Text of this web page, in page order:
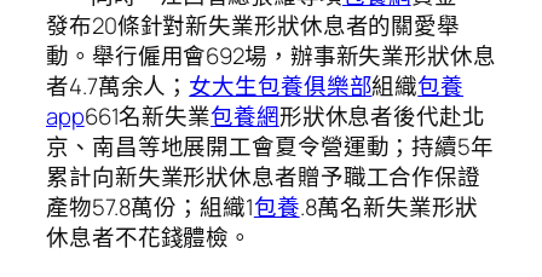
發布20條針對新失業形狀休息者的關愛舉
動。舉行僱用會692場，辦事新失業形狀休息
者4.7萬余人； 女大生包養俱樂部組織包養
app661名新失業包養網形狀休息者後代赴北
京、南昌等地展開工會夏令營運動；持續5年
累計向新失業形狀休息者贈予職工合作保證
產物57.8萬份；組織1包養.8萬名新失業形狀
休息者不花錢體檢。